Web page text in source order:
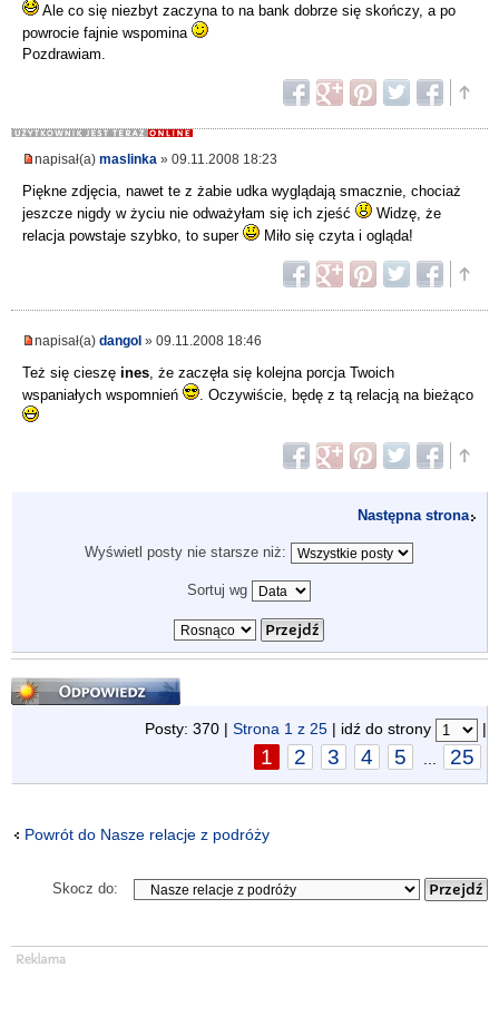
Ale co się niezbyt zaczyna to na bank dobrze się skończy, a po
powrocie fajnie wspomina
Pozdrawiam.
napisał(a) maslinka » 09.11.2008 18:23
Piękne zdjęcia, nawet te z żabie udka wyglądają smacznie, chociaż
jeszcze nigdy w życiu nie odważyłam się ich zjeść
Widzę, że
relacja powstaje szybko, to super
Miło się czyta i ogląda!
napisał(a) dangol » 09.11.2008 18:46
Też się cieszę ines , że zaczęła się kolejna porcja Twoich
wspaniałych wspomnień
. Oczywiście, będę z tą relacją na bieżąco
Następna strona
Wyświetl posty nie starsze niż:
Sortuj wg
Odpowiedz
Posty: 370 | Strona 1 z 25 | idź do strony |
1 2 3 4 5 25
Powrót do Nasze relacje z podróży
Skocz do: